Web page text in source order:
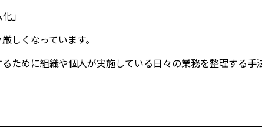
」
しくなっています。
ために組織や個人が実施している日々の業務を整理する手